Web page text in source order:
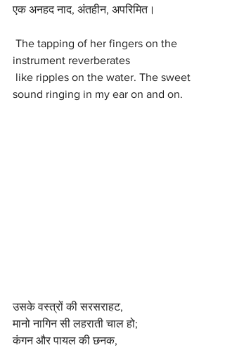
एक अनहद नाद, अंतहीन, अपरिमित।
The tapping of her fingers on the
instrument reverberates
sound ringing in my ear on and on.
उसके वस्त्रों की सरसराहट,
मानो नागिन सी लहराती चाल हो;
कंगन और पायल की छनक,